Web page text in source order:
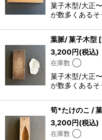
菓子木型/大正
が数多くある
葉脈/ 菓子木型 [
3,200円(税込)
在庫数 ◯
菓子木型/大正
が数多くある
筍*たけのこ /
3,200円(税込)
在庫数 ◯